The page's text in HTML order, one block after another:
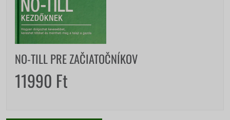
NO-TILL PRE ZAČIATOČNÍKOV
11990 Ft